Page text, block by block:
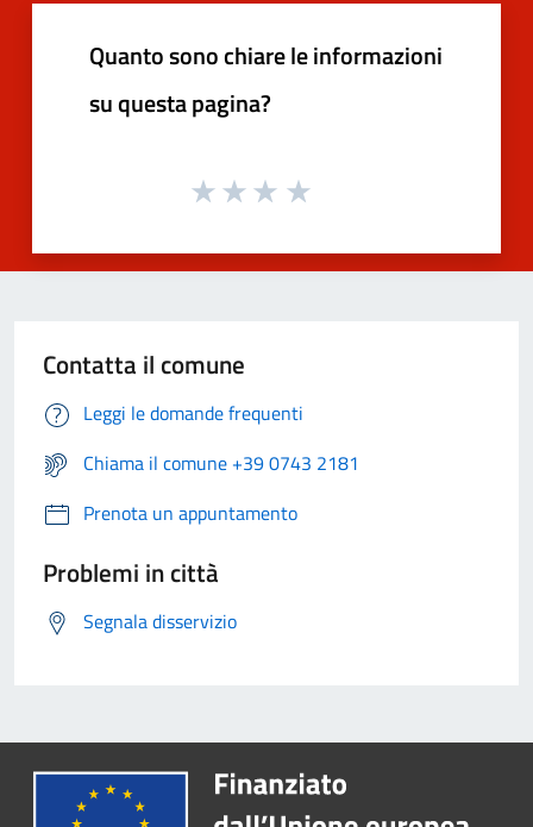
Quanto sono chiare le informazioni
su questa pagina?
Contatta il comune
Leggi le domande frequenti
Chiama il comune +39 0743 2181
Prenota un appuntamento
Problemi in città
Segnala disservizio